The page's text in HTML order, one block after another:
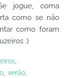
jogue, coma
como se não
como foram
:)
verão